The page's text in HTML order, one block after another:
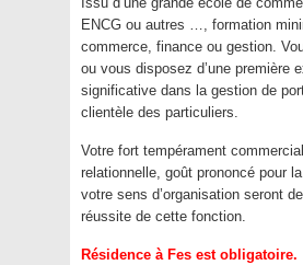
ENCG ou autres …, formation
commerce, finance ou gestion.
ou vous disposez d’une première
significative dans la gestion de
clientèle des particuliers.
Votre fort tempérament
relationnelle, goût prononcé pour
votre sens d’organisation seront
réussite de cette fonction.
Résidence à Fes est obligatoire.